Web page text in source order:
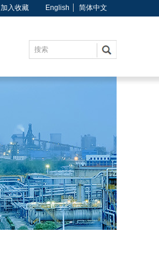
加入收藏 English 简体中文
搜索